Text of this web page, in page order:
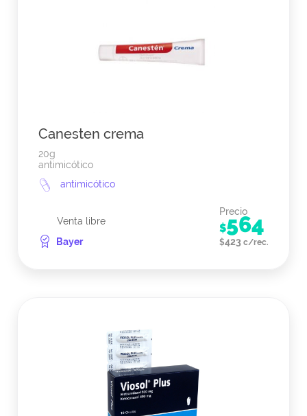
Canesten crema
20g
antimicótico
antimicótico
Venta libre
Bayer
Precio
$564
$423 c/rec.